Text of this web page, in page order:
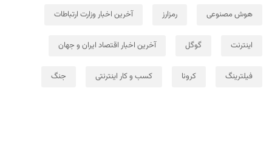
هوش مصنوعی رمزارز آخرین اخبار وزارت ارتباطات
اینترنت گوگل آخرین اخبار اقتصاد ایران و جهان
فیلترینگ کرونا کسب و کار اینترنتی جنگ